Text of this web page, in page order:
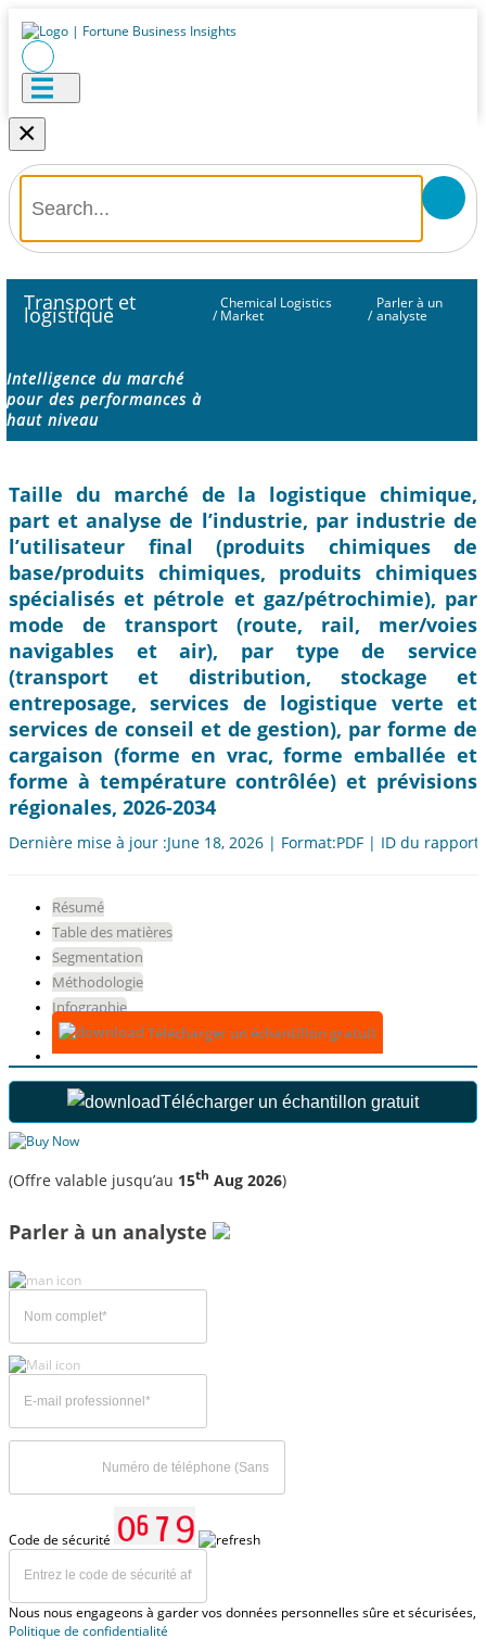
×
Transport et
logistique /
Chemical Logistics
Market /
Parler à un
analyste
Intelligence du marché
pour des performances à
haut niveau
Taille du marché de la logistique chimique,
part et analyse de l’industrie, par industrie de
l’utilisateur final (produits chimiques de
base/produits chimiques, produits chimiques
spécialisés et pétrole et gaz/pétrochimie), par
mode de transport (route, rail, mer/voies
navigables et air), par type de service
(transport et distribution, stockage et
entreposage, services de logistique verte et
services de conseil et de gestion), par forme de
cargaison (forme en vrac, forme emballée et
forme à température contrôlée) et prévisions
régionales, 2026-2034
Dernière mise à jour :June 18, 2026 | Format:PDF | ID du
Résumé
Table des matières
Segmentation
Méthodologie
Infographie
Télécharger un échantillon gratuit
Télécharger un échantillon gratuit
(Offre valable jusqu’au 15th Aug 2026)
Parler à un analyste
Code de sécurité
Nous nous engageons à garder vos données personnelles sûre et sécurisées,
Politique de confidentialité